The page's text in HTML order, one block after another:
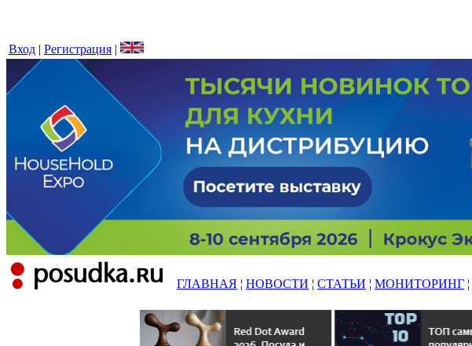
Вход | Регистрация |
ГЛАВНАЯ ¦ НОВОСТИ ¦ СТАТЬИ ¦ МОНИТОРИНГ ¦